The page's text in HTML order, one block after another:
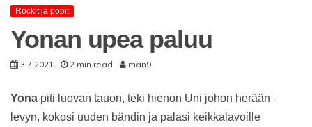
Rockit ja popit
Yonan upea paluu
3.7.2021 2 min read man9
Yona piti luovan tauon, teki hienon Uni johon herään -
levyn, kokosi uuden bändin ja palasi keikkalavoille